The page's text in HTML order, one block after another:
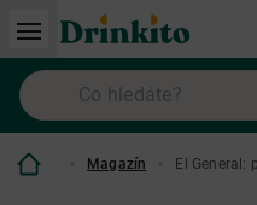
Magazín El General: